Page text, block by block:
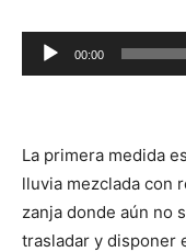
Reproductor
de
00:00
La primera medida
lluvia mezclada con
zanja donde aún no
trasladar y disponer